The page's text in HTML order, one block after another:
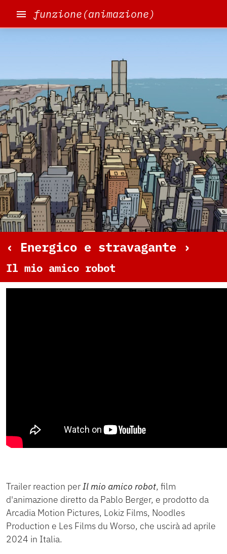
funzione(animazione)
‹ Energico e stravagante ›
Il mio amico robot
Trailer reaction perIl mio amico robot, film
d'animazione diretto da Pablo Berger, e prodotto da
Arcadia Motion Pictures, Lokiz Films, Noodles
Production e Les Films du Worso, che uscirà ad aprile
2024 in Italia.